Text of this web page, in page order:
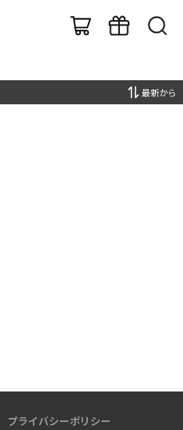
最新から
プライバシーポリシー